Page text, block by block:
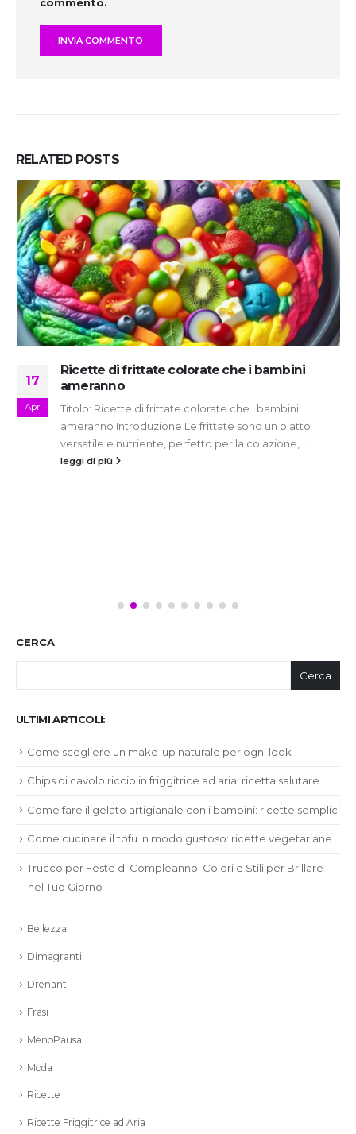
RELATED POSTS
17
Apr
Ricette di frittate colorate che i bambini
ameranno
Titolo: Ricette di frittate colorate che i bambini
ameranno Introduzione Le frittate sono un piatto
versatile e nutriente, perfetto per la colazione,...
leggi di più
CERCA
Cerca
ULTIMI ARTICOLI:
Come scegliere un make-up naturale per ogni look
Chips di cavolo riccio in friggitrice ad aria: ricetta salutare
Come fare il gelato artigianale con i bambini: ricette semplici
Come cucinare il tofu in modo gustoso: ricette vegetariane
Trucco per Feste di Compleanno: Colori e Stili per Brillare
nel Tuo Giorno
Bellezza
Dimagranti
Drenanti
Frasi
MenoPausa
Moda
Ricette
Ricette Friggitrice ad Aria